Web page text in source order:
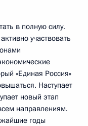
в полную силу.
участвовать
«Единая Россия»
Наступает
новый этап
направлениям.
годы